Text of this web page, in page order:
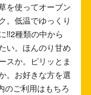
を使ってオーブン
。低温でゆっくり
‼︎2種類の中から
い。ほんのり甘め
スか。ピリッとま
。お好きな方を選
のご利用はもちろ